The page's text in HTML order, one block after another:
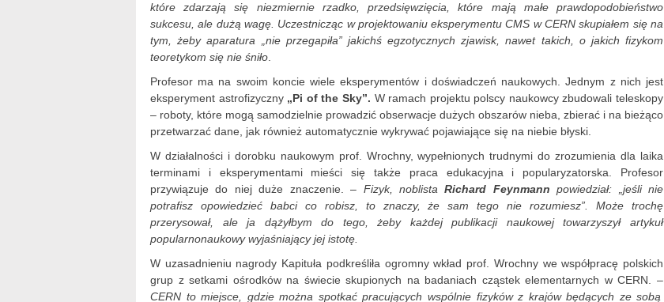
które zdarzają się niezmiernie rzadko, przedsięwzięcia, które mają małe prawdopodobieństwo
sukcesu, ale dużą wagę. Uczestnicząc w projektowaniu eksperymentu CMS w CERN skupiałem się na
tym, żeby aparatura „nie przegapiła” jakichś egzotycznych zjawisk, nawet takich, o jakich fizykom
teoretykom się nie śniło
Profesor ma na swoim koncie wiele eksperymentów i doświadczeń naukowych. Jednym z nich jest
eksperyment astrofizyczny„Pi of the Sky”. W ramach projektu polscy naukowcy zbudowali teleskopy
– roboty, które mogą samodzielnie prowadzić obserwacje dużych obszarów nieba, zbierać i na bieżąco
przetwarzać dane, jak również automatycznie wykrywać pojawiające się na niebie błyski.
W działalności i dorobku naukowym prof. Wrochny, wypełnionych trudnymi do zrozumienia dla laika
terminami i eksperymentami mieści się także praca edukacyjna i popularyzatorska. Profesor
przywiązuje do niej duże znaczenie. – Fizyk, noblistaRichard Feynmann powiedział: „jeśli nie
potrafisz opowiedzieć babci co robisz, to znaczy, że sam tego nie rozumiesz”. Może trochę
przerysował, ale ja dążyłbym do tego, żeby każdej publikacji naukowej towarzyszył artykuł
popularnonaukowy wyjaśniający jej istotę.
W uzasadnieniu nagrody Kapituła podkreśliła ogromny wkład prof. Wrochny we współpracę polskich
grup z setkami ośrodków na świecie skupionych na badaniach cząstek elementarnych w CERN. –
CERN to miejsce, gdzie można spotkać pracujących wspólnie fizyków z krajów będących ze sobą